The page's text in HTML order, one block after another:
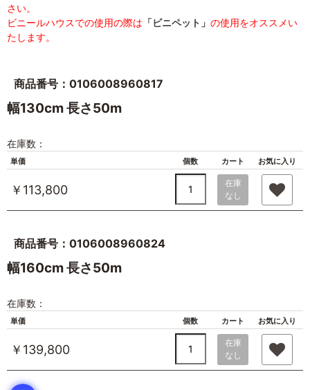
さい。
ビニールハウスでの使用の際は 「ビニペット」 の使用をオススメい
たします。
商品番号：0106008960817
幅130cm 長さ50m
在庫数：
単価 個数 カート お気に入り
￥113,800
在庫
なし
商品番号：0106008960824
幅160cm 長さ50m
在庫数：
単価 個数 カート お気に入り
￥139,800
在庫
なし